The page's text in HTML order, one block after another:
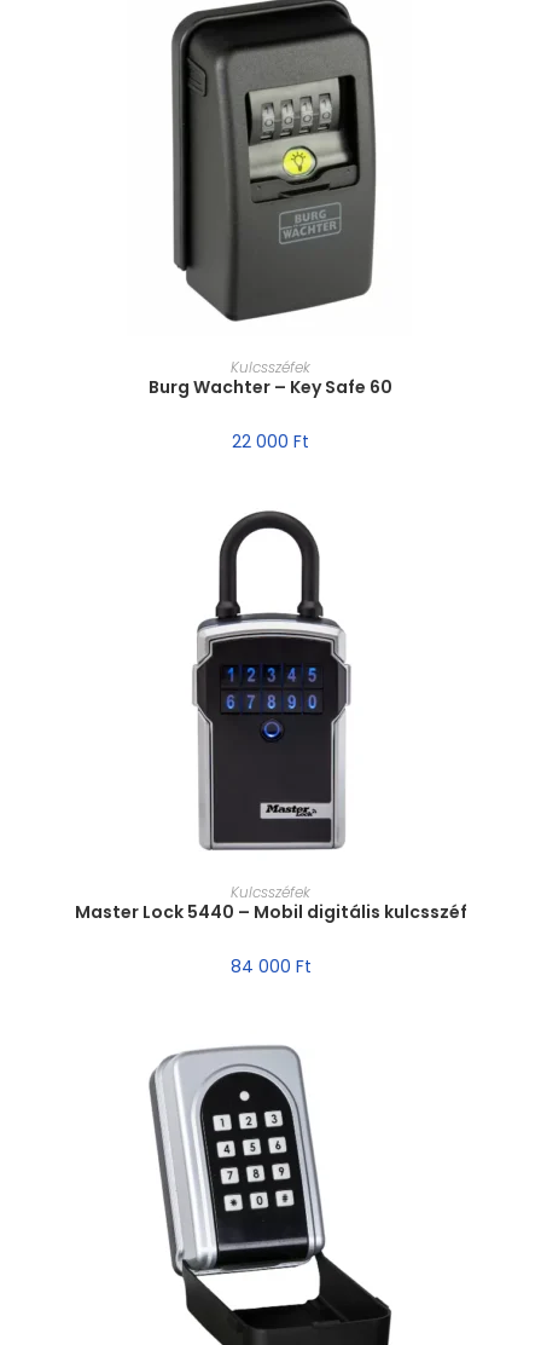
MÉRET VÁLASZTÁSA
Kulcsszéfek
Burg Wachter – Key Safe 60
22 000 Ft
MÉRET VÁLASZTÁSA
Kulcsszéfek
Master Lock 5440 – Mobil digitális kulcsszéf
84 000 Ft